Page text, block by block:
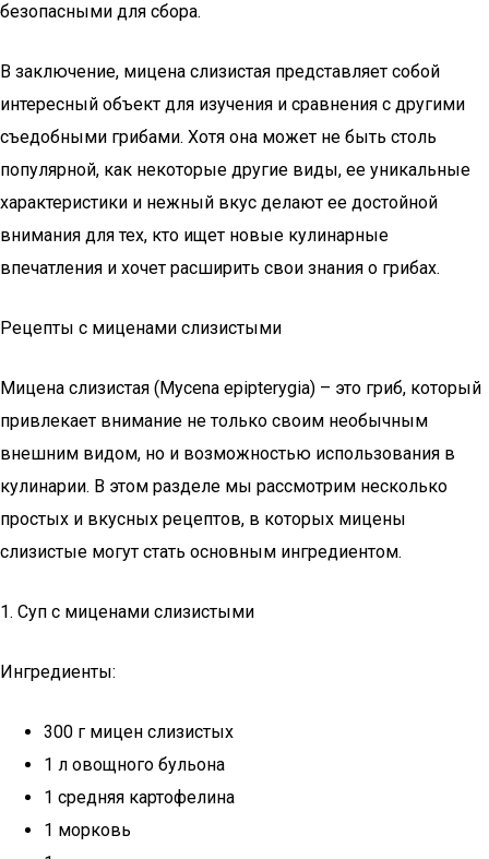
безопасными для сбора.
В заключение, мицена слизистая представляет собой
интересный объект для изучения и сравнения с другими
съедобными грибами. Хотя она может не быть столь
популярной, как некоторые другие виды, ее уникальные
характеристики и нежный вкус делают ее достойной
внимания для тех, кто ищет новые кулинарные
впечатления и хочет расширить свои знания о грибах.
Рецепты с миценами слизистыми
Мицена слизистая (Mycena epipterygia) – это гриб, который
привлекает внимание не только своим необычным
внешним видом, но и возможностью использования в
кулинарии. В этом разделе мы рассмотрим несколько
простых и вкусных рецептов, в которых мицены
слизистые могут стать основным ингредиентом.
1. Суп с миценами слизистыми
Ингредиенты:
300 г мицен слизистых
1 л овощного бульона
1 средняя картофелина
1 морковь